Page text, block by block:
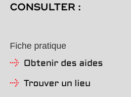
CONSULTER :
Fiche pratique
Obtenir des aides
Trouver un lieu